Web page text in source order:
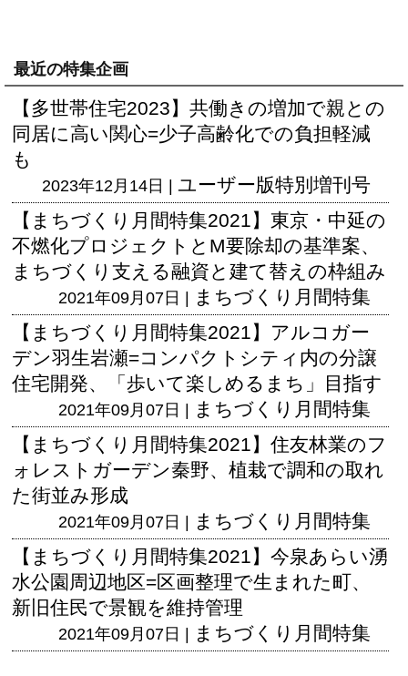
最近の特集企画
【多世帯住宅2023】共働きの増加で親との
同居に高い関心=少子高齢化での負担軽減
も
2023年12月14日 | ユーザー版特別増刊号
【まちづくり月間特集2021】東京・中延の
不燃化プロジェクトとM要除却の基準案、
まちづくり支える融資と建て替えの枠組み
2021年09月07日 | まちづくり月間特集
【まちづくり月間特集2021】アルコガー
デン羽生岩瀬=コンパクトシティ内の分譲
住宅開発、「歩いて楽しめるまち」目指す
2021年09月07日 | まちづくり月間特集
【まちづくり月間特集2021】住友林業のフ
ォレストガーデン秦野、植栽で調和の取れ
た街並み形成
2021年09月07日 | まちづくり月間特集
【まちづくり月間特集2021】今泉あらい湧
水公園周辺地区=区画整理で生まれた町、
新旧住民で景観を維持管理
2021年09月07日 | まちづくり月間特集